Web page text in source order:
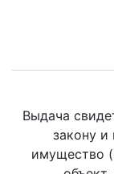
Выдача
закону
имущество